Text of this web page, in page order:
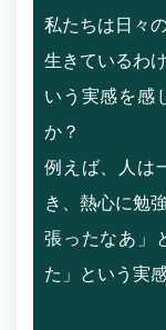
私たちは日々
生きているわ
いう実感を感
か？
例えば、人は
き、熱心に勉
張ったなあ」
た」という実